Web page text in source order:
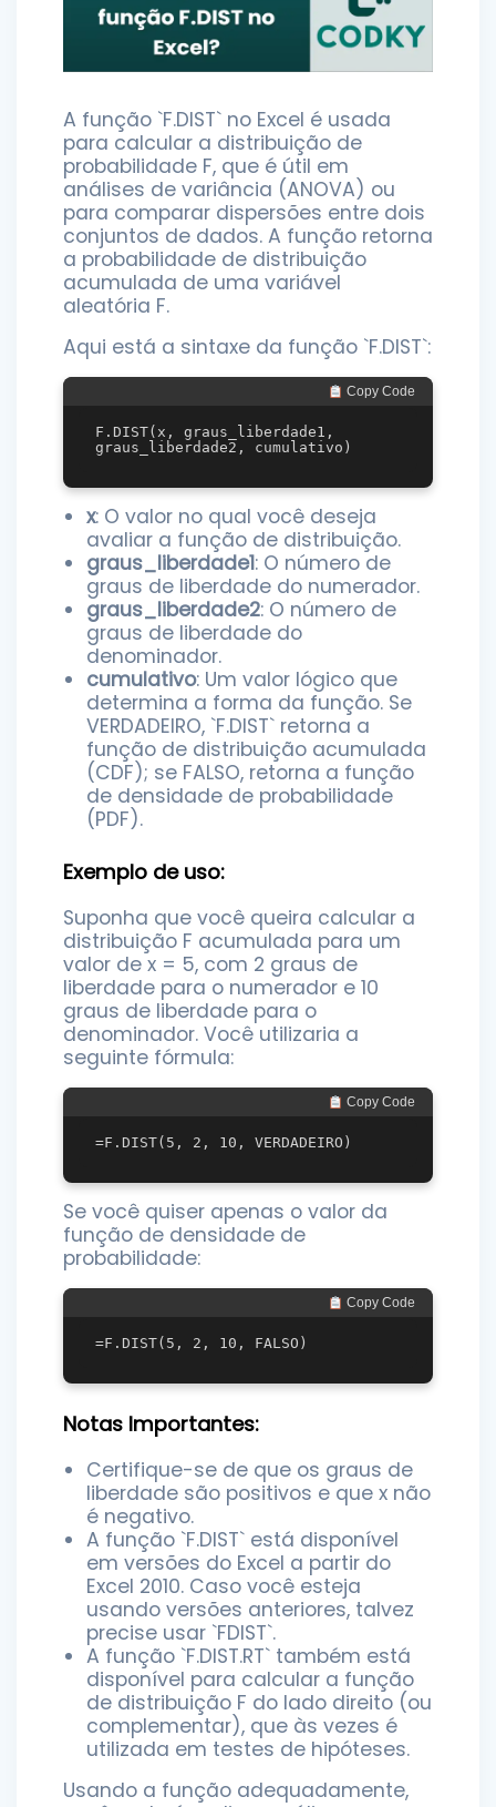
A função `F.DIST` no Excel é usada
para calcular a distribuição de
probabilidade F, que é útil em
análises de variância (ANOVA) ou
para comparar dispersões entre dois
conjuntos de dados. A função retorna
a probabilidade de distribuição
acumulada de uma variável
aleatória F.
Aqui está a sintaxe da função `F.DIST`:
Copy Code
F.DIST(x, graus_liberdade1,
x: O valor no qual você deseja
avaliar a função de distribuição.
graus_liberdade1: O número de
graus de liberdade do numerador.
graus_liberdade2: O número de
graus de liberdade do
denominador.
cumulativo: Um valor lógico que
determina a forma da função. Se
VERDADEIRO, `F.DIST` retorna a
função de distribuição acumulada
(CDF); se FALSO, retorna a função
de densidade de probabilidade
(PDF).
Exemplo de uso:
Suponha que você queira calcular a
distribuição F acumulada para um
valor de x = 5, com 2 graus de
liberdade para o numerador e 10
graus de liberdade para o
denominador. Você utilizaria a
seguinte fórmula:
Copy Code
Se você quiser apenas o valor da
função de densidade de
probabilidade:
Copy Code
Notas Importantes:
Certifique-se de que os graus de
liberdade são positivos e que x não
é negativo.
A função `F.DIST` está disponível
em versões do Excel a partir do
Excel 2010. Caso você esteja
usando versões anteriores, talvez
precise usar `FDIST`.
A função `F.DIST.RT` também está
disponível para calcular a função
de distribuição F do lado direito (ou
complementar), que às vezes é
utilizada em testes de hipóteses.
Usando a função adequadamente,